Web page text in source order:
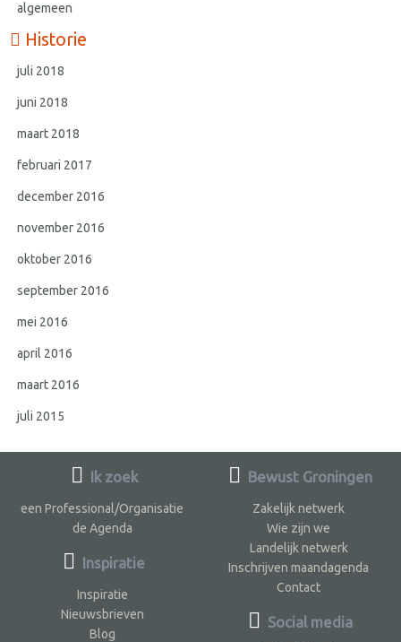
algemeen
Historie
juli 2018
juni 2018
maart 2018
februari 2017
december 2016
november 2016
oktober 2016
september 2016
mei 2016
april 2016
maart 2016
juli 2015
Ik zoek
een Professional/Organisatie
de Agenda
Inspiratie
Inspiratie
Nieuwsbrieven
Blog
Bewust Groningen
Zakelijk netwerk
Wie zijn we
Landelijk netwerk
Inschrijven maandagenda
Contact
Social media